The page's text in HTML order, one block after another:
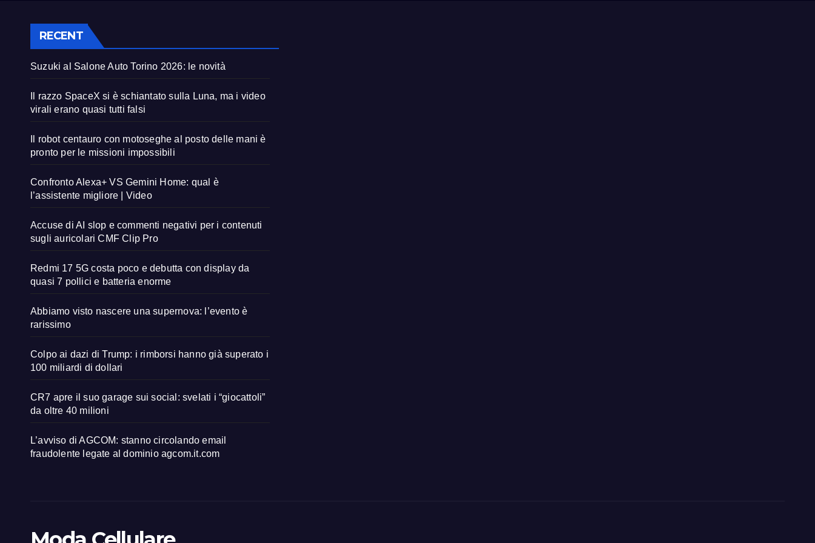
RECENT
Suzuki al Salone Auto Torino 2026: le novità
Il razzo SpaceX si è schiantato sulla Luna, ma i video
virali erano quasi tutti falsi
Il robot centauro con motoseghe al posto delle mani è
pronto per le missioni impossibili
Confronto Alexa+ VS Gemini Home: qual è
l’assistente migliore | Video
Accuse di AI slop e commenti negativi per i contenuti
sugli auricolari CMF Clip Pro
Redmi 17 5G costa poco e debutta con display da
quasi 7 pollici e batteria enorme
Abbiamo visto nascere una supernova: l’evento è
rarissimo
Colpo ai dazi di Trump: i rimborsi hanno già superato i
100 miliardi di dollari
CR7 apre il suo garage sui social: svelati i “giocattoli”
da oltre 40 milioni
L’avviso di AGCOM: stanno circolando email
fraudolente legate al dominio agcom.it.com